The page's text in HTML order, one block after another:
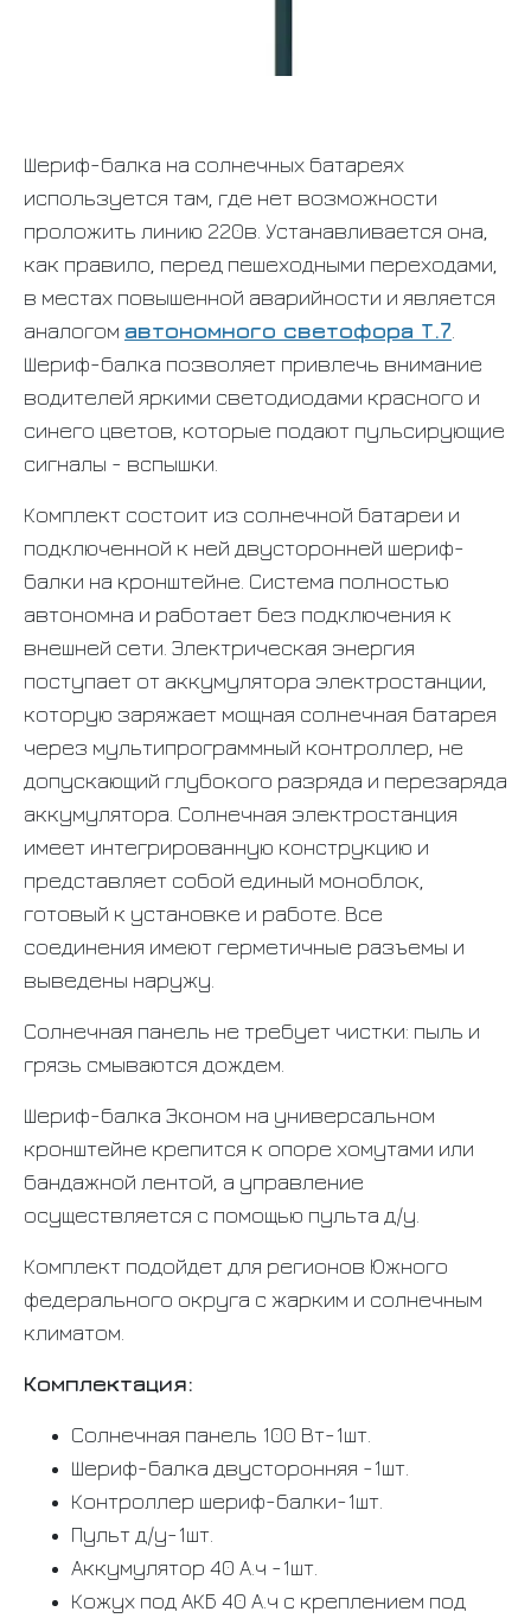
Шериф-балка на солнечных батареях
используется там, где нет возможности
проложить линию 220в. Устанавливается она,
как правило, перед пешеходными переходами,
в местах повышенной аварийности и является
аналогом автономного светофора Т.7
Шериф-балка позволяет привлечь внимание
водителей яркими светодиодами красного и
синего цветов, которые подают пульсирующие
сигналы - вспышки.
Комплект состоит из солнечной батареи и
подключенной к ней двусторонней шериф-
балки на кронштейне. Система полностью
автономна и работает без подключения к
внешней сети. Электрическая энергия
поступает от аккумулятора электростанции,
которую заряжает мощная солнечная батарея
через мультипрограммный контроллер, не
допускающий глубокого разряда и перезаряда
аккумулятора. Солнечная электростанция
имеет интегрированную конструкцию и
представляет собой единый моноблок,
готовый к установке и работе. Все
соединения имеют герметичные разъемы и
выведены наружу.
Солнечная панель не требует чистки: пыль и
грязь смываются дождем.
Шериф-балка Эконом на универсальном
кронштейне крепится к опоре хомутами или
бандажной лентой, а управление
осуществляется с помощью пульта д/у.
Комплект подойдет для регионов Южного
федерального округа с жарким и солнечным
климатом.
Комплектация:
Солнечная панель 100 Вт-1шт.
Шериф-балка двусторонняя -1шт.
Контроллер шериф-балки-1шт.
Пульт д/у-1шт.
Аккумулятор 40 А.ч -1шт.
Кожух под АКБ 40 А.ч с креплением под